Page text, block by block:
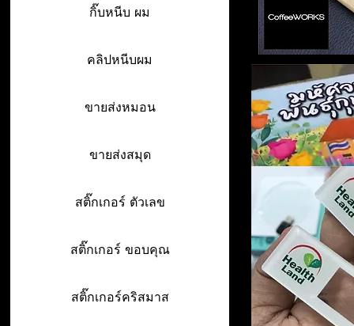
กิ๊บหนีบ ผม
คลิปหนีบผม
ขายส่งหมอน
ขายส่งสมุด
สติ๊กเกอร์ ตัวเลข
สติ๊กเกอร์ ขอบคุณ
สติ๊กเกอร์คริสมาส